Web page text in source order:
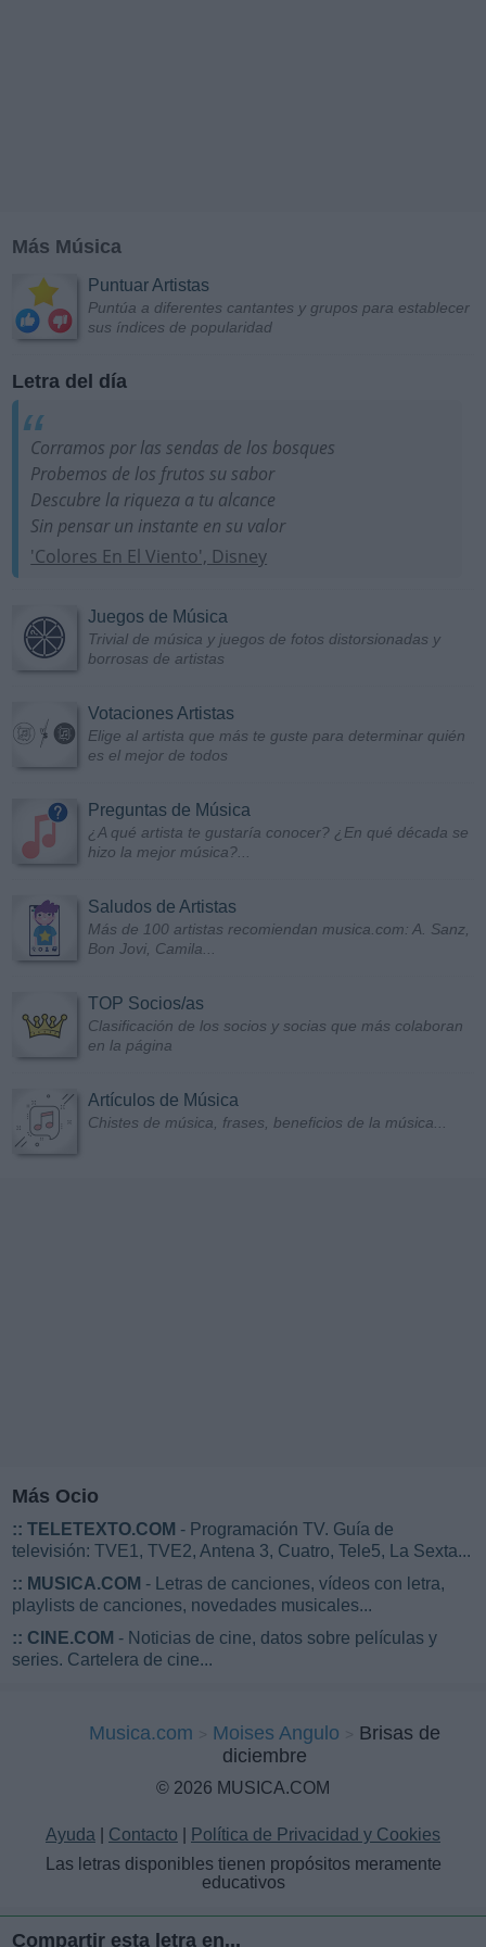
Más Música
Puntuar Artistas
Puntúa a diferentes cantantes y grupos para establecer
sus índices de popularidad
Letra del día
Corramos por las sendas de los bosques
Probemos de los frutos su sabor
Descubre la riqueza a tu alcance
Sin pensar un instante en su valor
'Colores En El Viento', Disney
Juegos de Música
Trivial de música y juegos de fotos distorsionadas y
borrosas de artistas
Votaciones Artistas
Elige al artista que más te guste para determinar quién
es el mejor de todos
Preguntas de Música
¿A qué artista te gustaría conocer? ¿En qué década se
hizo la mejor música?...
Saludos de Artistas
Más de 100 artistas recomiendan musica.com: A. Sanz,
Bon Jovi, Camila...
TOP Socios/as
Clasificación de los socios y socias que más colaboran
en la página
Artículos de Música
Chistes de música, frases, beneficios de la música...
Más Ocio
:: TELETEXTO.COM - Programación TV. Guía de
televisión: TVE1, TVE2, Antena 3, Cuatro, Tele5, La Sexta...
:: MUSICA.COM - Letras de canciones, vídeos con letra,
playlists de canciones, novedades musicales...
:: CINE.COM - Noticias de cine, datos sobre películas y
series. Cartelera de cine...
Musica.com Moises Angulo
Brisas de
diciembre
© 2026 MUSICA.COM
Ayuda Contacto
Política de Privacidad y Cookies
Las letras disponibles tienen propósitos meramente
educativos
Compartir esta letra en...